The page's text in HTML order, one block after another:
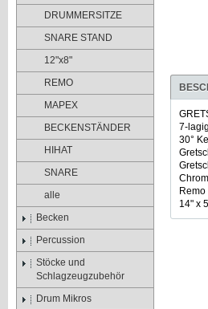
DRUMMERSITZE
SNARE STAND
12"x8"
REMO
MAPEX
BECKENSTÄNDER
HIHAT
SNARE
alle
Becken
Percussion
Stöcke und
Schlagzeugzubehör
Drum Mikros
7-
30°
Remo
14" x